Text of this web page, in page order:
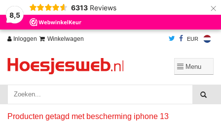
8,5
6313 Reviews ×
Inloggen Winkelwagen EUR
Producten getagd met bescherming iphone 13
Wij slaan cookies op om onze website te verbeteren. Is dat akkoord?
Ja
Nee